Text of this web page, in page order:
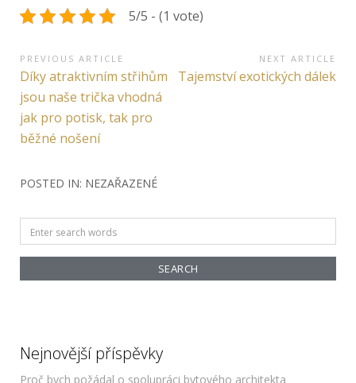
5/5 - (1 vote)
Navigace
pro
příspěvek
PREVIOUS ARTICLE
Previous
Article:
Díky atraktivním střihům
jsou naše trička vhodná
jak pro potisk, tak pro
běžné nošení
NEXT ARTICLE
Next
Tajemství exotických dálek
POSTED IN: NEZAŘAZENÉ
Search
for:
Nejnovější příspěvky
Proč bych požádal o spolupráci bytového architekta